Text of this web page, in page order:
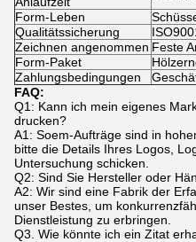
Form-Leben
Qualitätssicherung
Zeichnen angenommen Feste
Form-Paket
Zahlungsbedingungen
FAQ:
Q1: Kann ich mein eigenes
drucken?
A1: Soem-Aufträge sind in
bitte die Details Ihres Logos,
Untersuchung schicken.
Q2: Sind Sie Hersteller oder
A2: Wir sind eine Fabrik der
unser Bestes, um
Dienstleistung zu erbringen.
Q3. Wie könnte ich ein Zitat